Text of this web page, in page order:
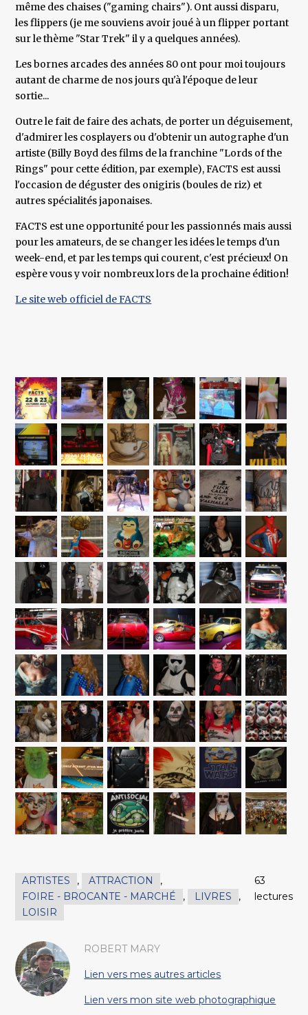
même des chaises ("gaming chairs"). Ont aussi disparu,
les flippers (je me souviens avoir joué à un flipper portant
sur le thème "Star Trek" il y a quelques années).
Les bornes arcades des années 80 ont pour moi toujours
autant de charme de nos jours qu'à l'époque de leur
sortie...
Outre le fait de faire des achats, de porter un déguisement,
d'admirer les cosplayers ou d'obtenir un autographe d'un
artiste (Billy Boyd des films de la franchine "Lords of the
Rings" pour cette édition, par exemple), FACTS est aussi
l'occasion de déguster des onigiris (boules de riz) et
autres spécialités japonaises.
FACTS est une opportunité pour les passionnés mais aussi
pour les amateurs, de se changer les idées le temps d'un
week-end, et par les temps qui courent, c'est précieux! On
espère vous y voir nombreux lors de la prochaine édition!
Le site web officiel de FACTS
ARTISTES , ATTRACTION
,
FOIRE - BROCANTE - MARCHÉ
, LIVRES
,
LOISIR
63
lectures
ROBERT MARY
Lien vers mes autres articles
Lien vers mon site web photographique